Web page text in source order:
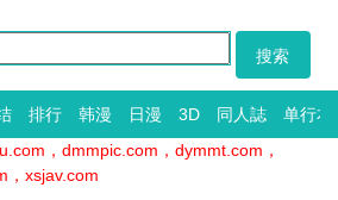
排行 韩漫 日漫 3D 同人誌
单行本
，dmmpic.com，dymmt.com，
，xsjav.com